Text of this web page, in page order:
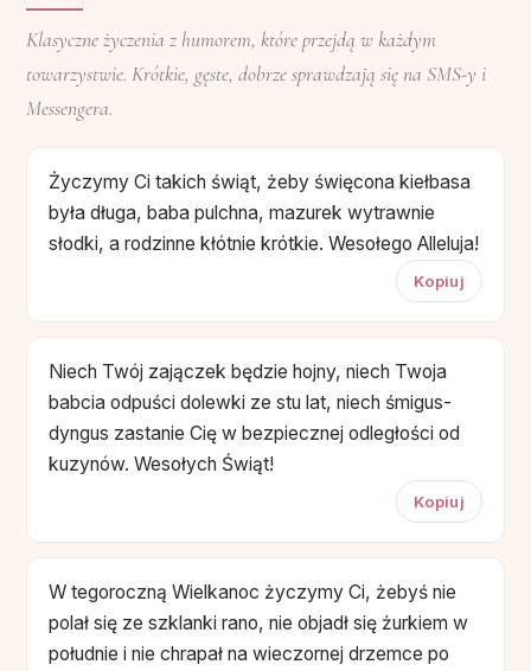
Klasyczne życzenia z humorem, które przejdą w każdym
towarzystwie. Krótkie, gęste, dobrze sprawdzają się na SMS-y i
Messengera.
Życzymy Ci takich świąt, żeby święcona kiełbasa
była długa, baba pulchna, mazurek wytrawnie
słodki, a rodzinne kłótnie krótkie. Wesołego Alleluja!
Kopiuj
Niech Twój zajączek będzie hojny, niech Twoja
babcia odpuści dolewki ze stu lat, niech śmigus-
dyngus zastanie Cię w bezpiecznej odległości od
kuzynów. Wesołych Świąt!
Kopiuj
W tegoroczną Wielkanoc życzymy Ci, żebyś nie
polał się ze szklanki rano, nie objadł się żurkiem w
południe i nie chrapał na wieczornej drzemce po